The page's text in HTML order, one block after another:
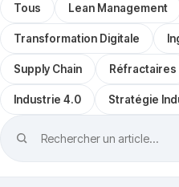
Tous Lean Management
Transformation Digitale
Supply Chain Réfractaires
Industrie 4.0 Stratégie